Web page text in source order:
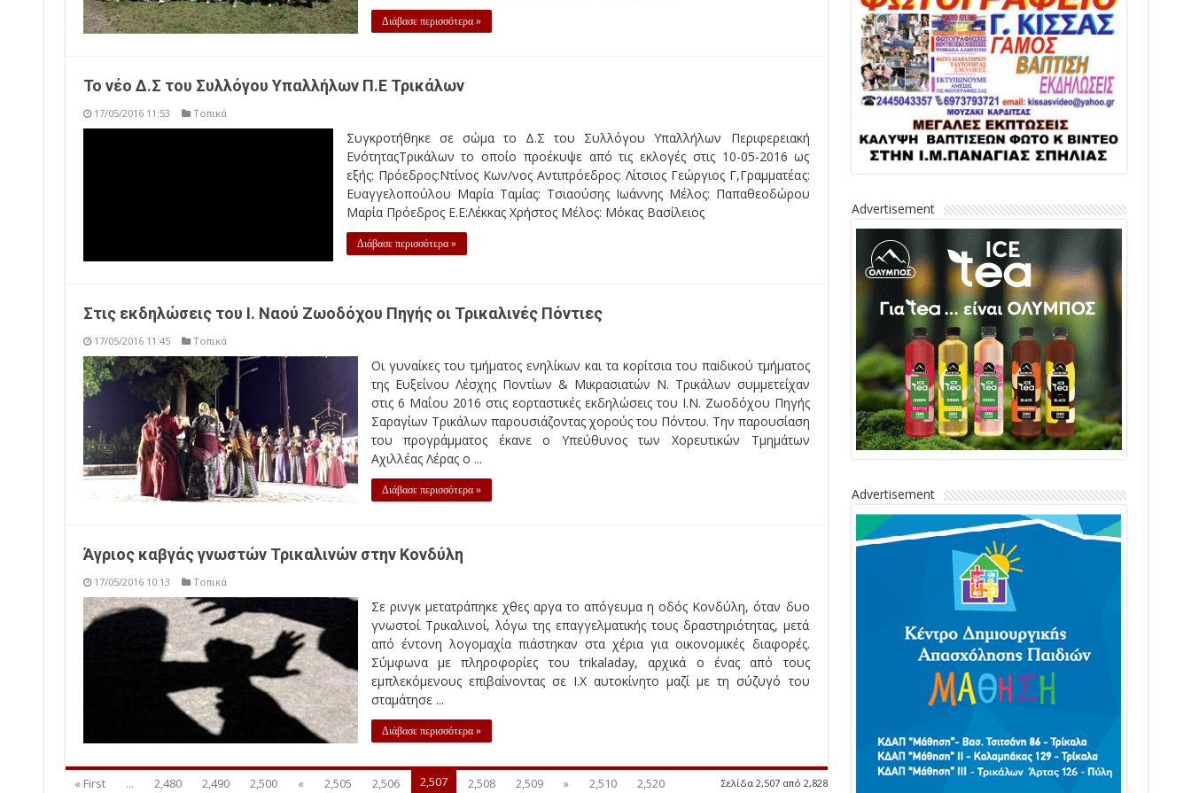
Διάβασε περισσότερα »
Το νέο Δ.Σ του Συλλόγου Υπαλλήλων Π.Ε Τρικάλων
17/05/2016 11:53 Τοπικά
Συγκροτήθηκε σε σώμα το Δ.Σ του Συλλόγου Υπαλλήλων Περιφερειακή ΕνότηταςΤρικάλων το οποίο προέκυψε από τις
εκλογές στις 10-05-2016 ως εξής: Πρόεδρος:Ντίνος Κων/νος Αντιπρόεδρος: Λίτσιος Γεώργιος Γ,Γραμματέας:
Ευαγγελοπούλου Μαρία Ταμίας: Τσιαούσης Ιωάννης Μέλος: Παπαθεοδώρου Μαρία Πρόεδρος Ε.Ε:Λέκκας Χρήστος Μέλος:
17/05/2016 11:45 Τοπικά
της Ευξείνου Λέσχης Ποντίων & Μικρασιατών Ν. Τρικάλων συμμετείχαν
στις 6 Μαΐου 2016 στις εορταστικές εκδηλώσεις του Ι.Ν. Ζωοδόχου Πηγής
Σαραγίων Τρικάλων παρουσιάζοντας χορούς του Πόντου. Την παρουσίαση
του προγράμματος έκανε ο Υπεύθυνος των Χορευτικών Τμημάτων
Αχιλλέας Λέρας ο ...
Διάβασε περισσότερα »
17/05/2016 10:13 Τοπικά
γνωστοί Τρικαλινοί, λόγω της επαγγελματικής τους δραστηριότητας, μετά
από έντονη λογομαχία πιάστηκαν στα χέρια για οικονομικές διαφορές.
Σύμφωνα με πληροφορίες του trikaladay, αρχικά ο ένας από τους
εμπλεκόμενους επιβαίνοντας σε Ι.Χ αυτοκίνητο μαζί με τη σύζυγό του
σταμάτησε ...
Διάβασε περισσότερα »
... Last »
Advertisement
Advertisement